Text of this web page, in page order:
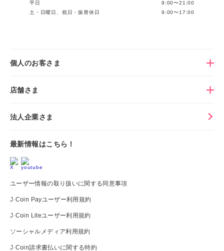
平日
9:00〜21:00
土・日曜日、祝日・振替休日
9:00〜17:00
個人のお客さま
店舗さま
法人企業さま
最新情報はこちら！
ユーザー情報の取り扱いに関する同意事項
J-Coin Payユーザー利用規約
J-Coin Liteユーザー利用規約
ソーシャルメディア利用規約
J-Coin請求書払いに関する特約